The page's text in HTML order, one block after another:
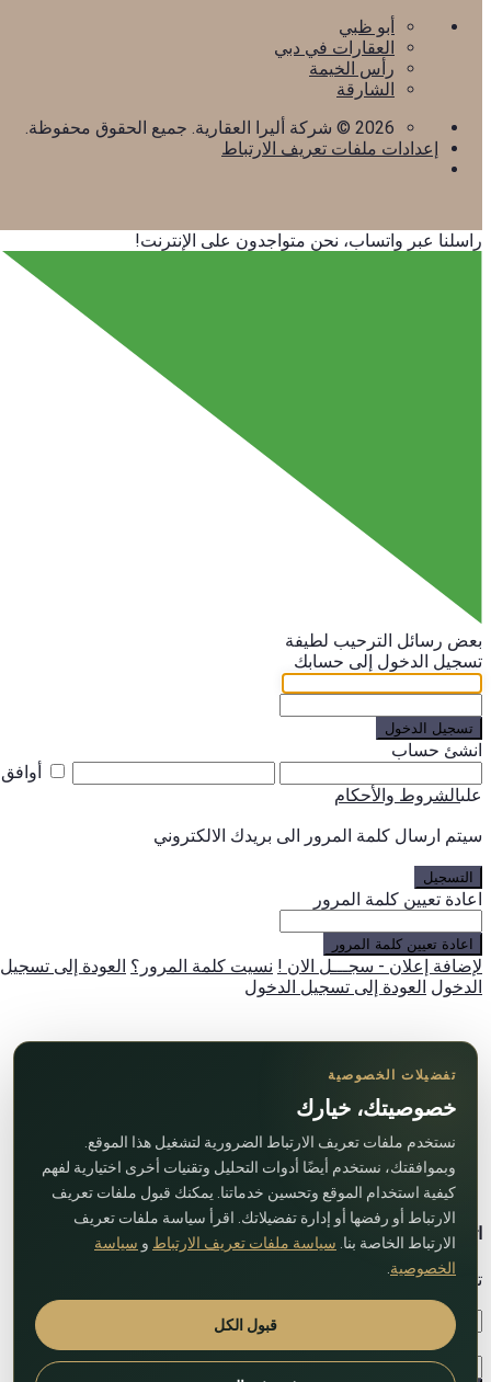
أبو ظبي
العقارات في دبي
رأس الخيمة
الشارقة
2026 © شركة أليرا العقارية. جميع الحقوق محفوظة.
إعدادات ملفات تعريف الارتباط
تفضيلات الخصوصية
خصوصيتك، خيارك
نستخدم ملفات تعريف الارتباط الضرورية لتشغيل هذا الموقع.
وبموافقتك، نستخدم أيضًا أدوات التحليل وتقنيات أخرى اختيارية لفهم
كيفية استخدام الموقع وتحسين خدماتنا. يمكنك قبول ملفات تعريف
الارتباط أو رفضها أو إدارة تفضيلاتك. اقرأ سياسة ملفات تعريف
الارتباط الخاصة بنا. سياسة ملفات تعريف الارتباط و سياسة
الخصوصية
قبول الكل
راسلنا عبر واتساب، نحن متواجدون على الإنترنت!
بعض رسائل الترحيب لطيفة
تسجيل الدخول إلى حسابك
تسجيل الدخول
انشئ حساب
أوافق
علىالشروط والأحكام
سيتم ارسال كلمة المرور الى بريدك الالكتروني
التسجيل
اعادة تعيين كلمة المرور
اعادة تعيين كلمة المرور
لإضافة إعلان - سجـــل الان ! نسيت كلمة المرور؟ العودة إلى تسجيل
الدخول العودة إلى تسجيل الدخول
اتصل بنا
تواصل معنا عبر النموذج التالي!